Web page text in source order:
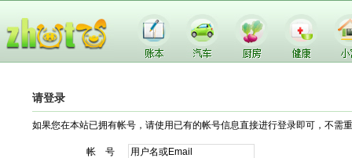
请登录
如果您在本站已拥有帐号，请使用已有的帐号信息直接进行登录即可，不需
帐 号